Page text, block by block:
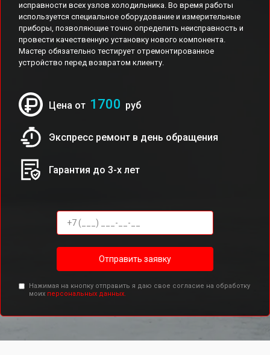
исправности всех узлов холодильника. Во время работы
используется специальное оборудование и измерительные
приборы, позволяющие точно определить неисправность и
провести качественную установку нового компонента.
Мастер обязательно тестирует отремонтированное
устройство перед возвратом клиенту.
Цена от 1700 руб
Экспресс ремонт в день обращения
Гарантия до 3-х лет
Отправить заявку
Нажимая на кнопку отправить я даю свое согласие на обработку
моих персональных данных.